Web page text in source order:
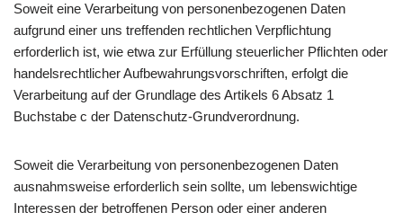
Soweit eine Verarbeitung von personenbezogenen Daten
aufgrund einer uns treffenden rechtlichen Verpflichtung
erforderlich ist, wie etwa zur Erfüllung steuerlicher Pflichten oder
handelsrechtlicher Aufbewahrungsvorschriften, erfolgt die
Verarbeitung auf der Grundlage des Artikels 6 Absatz 1
Buchstabe c der Datenschutz-Grundverordnung.
Soweit die Verarbeitung von personenbezogenen Daten
ausnahmsweise erforderlich sein sollte, um lebenswichtige
Interessen der betroffenen Person oder einer anderen